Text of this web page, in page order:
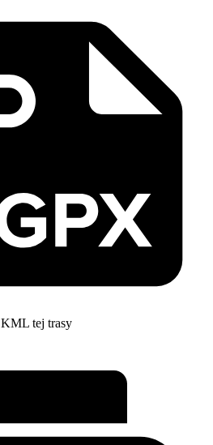
tej trasy